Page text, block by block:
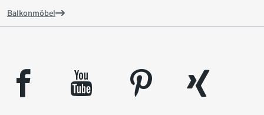
Balkonmöbel
facebook youtube pinterest
xing